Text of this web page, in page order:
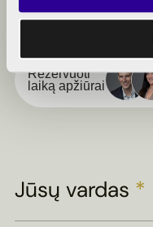
Rezervuoti
laiką apžiūrai
Jūsų vardas *